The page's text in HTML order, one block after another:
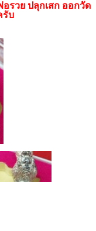
รวย ปลุกเสก ออกวัด
รับ